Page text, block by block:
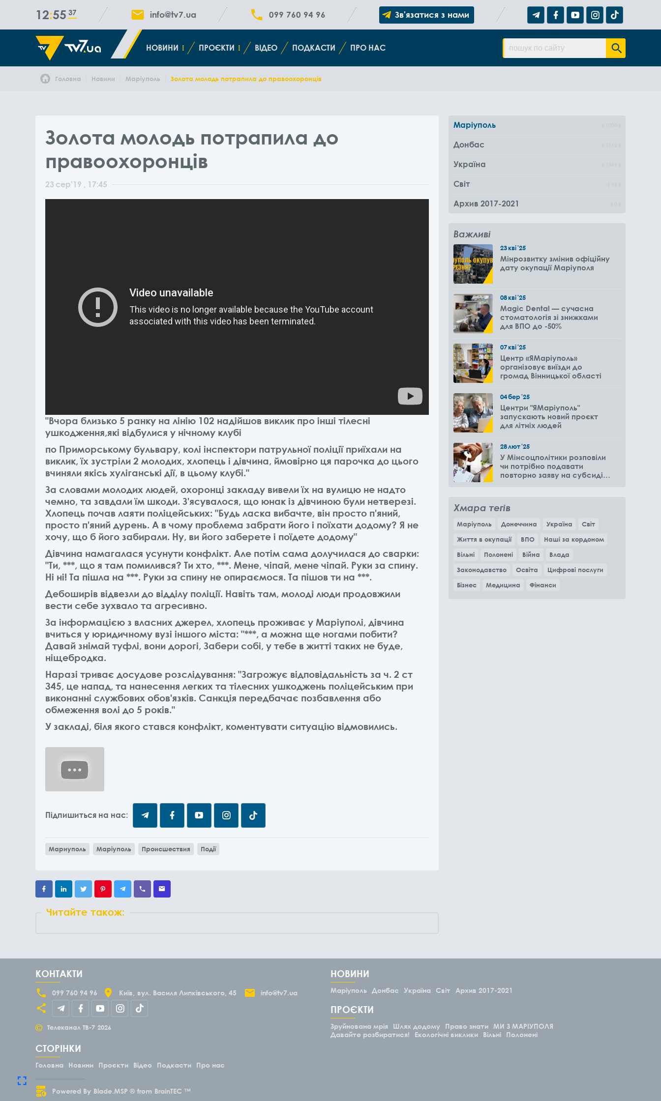
12 55 37 info@tv7.ua 099 760 94 96 Зв'язатися з нами
НОВИНИ ПРОЄКТИ ВІДЕО ПОДКАСТИ ПРО НАС
Головна Новини Маріуполь Золота молодь потрапила до правоохоронців
Золота молодь потрапила до
правоохоронців
23 сер'19 , 17:45
"Вчора близько 5 ранку на лінію 102 надійшов виклик про інші тілесні
ушкодження,які відбулися у нічному клубі
по Приморському бульвару, колі інспектори патрульної поліції приїхали на
виклик, їх зустріли 2 молодих, хлопець і дівчина, ймовірно ця парочка до цього
вчиняли якісь хуліганські дії, в цьому клубі."
За словами молодих людей, охоронці закладу вивели їх на вулицю не надто
чемно, та завдали їм шкоди. З'ясувалося, що юнак із дівчиною були нетверезі.
Хлопець почав лаяти поліцейських: "Будь ласка вибачте, він просто п'яний,
просто п'яний дурень. А в чому проблема забрати його і поїхати додому? Я не
хочу, що б його забирали. Ну, ви його заберете і поїдете додому"
Дівчина намагалася усунути конфлікт. Але потім сама долучилася до сварки:
"Ти, ***, що я там помилився? Ти хто, ***. Мене, чіпай, мене чіпай. Руки за спину.
Ні ні! Та пішла на ***. Руки за спину не опираємося. Та пішов ти на ***.
Дебоширів відвезли до відділу поліції. Навіть там, молоді люди продовжили
вести себе зухвало та агресивно.
За інформацією з власних джерел, хлопець проживає у Маріуполі, дівчина
вчиться у юридичному вузі іншого міста: "***, а можна ще ногами побити?
Давай знімай туфлі, вони дорогі, Забери собі, у тебе в житті таких не буде,
ніщебродка.
Наразі триває досудове розслідування: "Загрожує відповідальність за ч. 2 ст
345, це напад, та нанесення легких та тілесних ушкоджень поліцейським при
виконанні службових обов'язків. Санкція передбачає позбавлення або
обмеження волі до 5 років."
У закладі, біля якого стався конфлікт, коментувати ситуацію відмовились.
Підпишиться на нас:
Мариуполь Маріуполь Происшествия Події
Читайте також:
Маріуполь
Донбас
Україна
Світ
Архив 2017-2021
Важливі
23кві'25
Мінрозвитку змінив офіційну
дату окупації Маріуполя
08кві'25
Magic Dental — сучасна
стоматологія зі знижками
для ВПО до -50%
07кві'25
Центр «ЯМаріуполь»
організовує виїзди до
громад Вінницької області
04бер'25
Центри "ЯМаріуполь"
запускають новий проєкт
для літніх людей
28лют'25
У Мінсоцполітики розповіли
чи потрібно подавати
повторно заяву на субсидію
Хмара тегів
Маріуполь Донеччина Україна
Світ
Життя в окупації
ВПО
Наші за кордоном
Вільні
Полонені Війна
Влада
Законодавство
Освіта
Цифрові послуги
Бізнес
Медицина Фінанси
КОНТАКТИ
099 760 94 96 Київ вул. Василя Липківського, 45 info@tv7.ua
© Телеканал ТВ-7 2026
СТОРІНКИ
Головна Новини Проєкти Відео Подкасти Про нас
НОВИНИ
Маріуполь Донбас Україна Світ Архив 2017-2021
ПРОЄКТИ
Зруйнована мрія Шлях додому Право знати
МИ З МАРІУПОЛЯ
Давайте розбиратися!
Екологічні виклики Вільні Полонені
Powered By Blade.MSP ® from BrainTEC ™